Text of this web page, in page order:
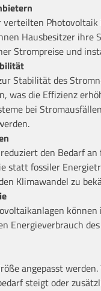
Hausbesitzer
Strompreise und
Stabilität des
was die Effizienz
bei
den Bedarf
statt fossiler
Klimawandel zu
Energieverbrauch
angepasst
steigt oder